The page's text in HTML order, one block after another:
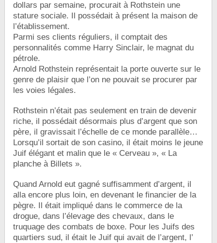
dollars par semaine, procurait à Rothstein une
stature sociale. Il possédait à présent la maison de
l’établissement.
Parmi ses clients réguliers, il comptait des
personnalités comme Harry Sinclair, le magnat du
pétrole.
Arnold Rothstein représentait la porte ouverte sur le
genre de plaisir que l’on ne pouvait se procurer par
les voies légales.
Rothstein n’était pas seulement en train de devenir
riche, il possédait désormais plus d’argent que son
père, il gravissait l’échelle de ce monde parallèle…
Lorsqu’il sortait de son casino, il était moins le jeune
Juif élégant et malin que le « Cerveau », « La
planche à Billets ».
Quand Arnold eut gagné suffisamment d’argent, il
alla encore plus loin, en devenant le financier de la
pègre. Il était impliqué dans le commerce de la
drogue, dans l’élevage des chevaux, dans le
truquage des combats de boxe. Pour les Juifs des
quartiers sud, il était le Juif qui avait de l’argent, l’